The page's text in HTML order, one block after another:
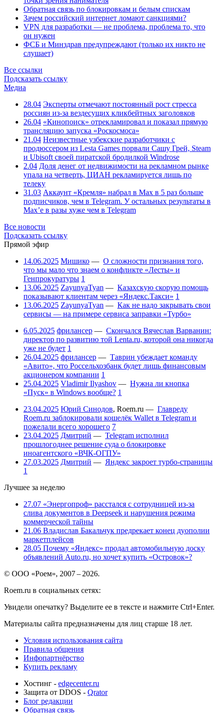
Обратная связь по блокировкам и белым спискам
Зачем российский интернет ломают санкциями?
VPN для разработки — не проблема, проблема то, что
он нужен
ФСБ и Минздрав предупреждают (только их никто не
слушает)
Все ссылки
Подсказать ссылку
Медиа
28.04 Эксперты отмечают постоянный рост стресса
россиян из-за вездесущих кликбейтных заголовков
26.04 «Кинопоиск» отрекламировал и показал прямую
трансляцию запуска «Роскосмоса»
21.04 Неизвестные узбекские разработчики с
продюссером из Lesta Games порвали Сашу Грей, Steam
и Ubisoft своей пиратской бродилкой Windrose
2.04 Доля денег от недвижимости на рекламном рынке
упала на четверть, ЦИАН рекламируется лишь по
телеку
31.03 Аккаунт «Кремля» набрал в Max в 5 раз больше
подписчиков, чем в Telegram. У остальных результаты в
Max’е в разы хуже чем в Telegram
Все новости
Подсказать ссылку
Прямой эфир
14.06.2025 Мишико — О сложности признания того,
что мы мало что знаем о конфликте «Лесты» и
Генпрокуратуры 1
13.06.2025 ZayunyaTyan — Казахскую скорую помощь
показывают клиентам через «Яндекс.Такси» 1
13.06.2025 ZayunyaTyan — Как не надо закрывать свои
сервисы — на примере сервиса заправки «Турбо»
6.05.2025 фрилансер — Скончался Вячеслав Варванин:
директор по развитию той Lenta.ru, которой она никогда
уже не будет 1
26.04.2025 фрилансер — Таврин убеждает команду
«Авито», что Россельхозбанк будет лишь финансовым
акционером компании 1
25.04.2025 Vladimir Ilyashov — Нужна ли кнопка
«Пуск» в Windows вообще? 1
23.04.2025 Юрий Синодов, Roem.ru — Главреду
Roem.ru заблокировали кошелёк Wallet в Telegram и
пожелали всего хорошего 7
23.04.2025 Дмитрий — Telegram исполнил
прошлогоднее решение суда о блокировке
иноагентского «ВЧК-ОГПУ»
27.03.2025 Дмитрий — Яндекс закроет турбо-страницы
1
Лучшее за неделю
27.07 «Энергопроф» расстался с сотрудницей из-за
слива документов в Deepseek и нарушения режима
коммерческой тайны
21.06 Владислав Бакальчук предрекает конец дуополии
маркетплейсов
28.05 Почему «Яндекс» продал автомобильную доску
объявлений Auto.ru, но хочет купить «Островок»?
© ООО «Роем», 2007 – 2026.
Roem.ru в социальных сетях:
Увидели опечатку? Выделите ее в тексте и нажмите Ctrl+Enter.
Материалы сайта предназначены для лиц старше 18 лет.
Условия использования сайта
Правила общения
Инфопартнёрство
Купить рекламу
Хостинг - edgecenter.ru
Защита от DDOS - Qrator
Блог редакции
Обратная связь